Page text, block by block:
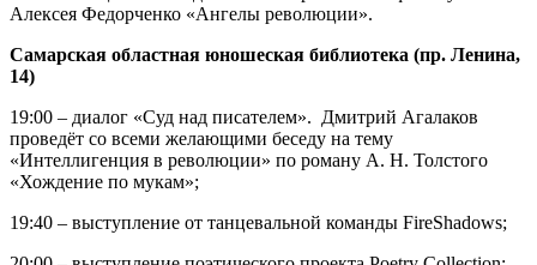
Алексея Федорченко «Ангелы революции».
Самарская областная юношеская библиотека (пр. Ленина,
14)
19:00 – диалог «Суд над писателем». Дмитрий Агалаков
проведёт со всеми желающими беседу на тему
«Интеллигенция в революции» по роману А. Н. Толстого
«Хождение по мукам»;
19:40 – выступление от танцевальной команды FireShadows;